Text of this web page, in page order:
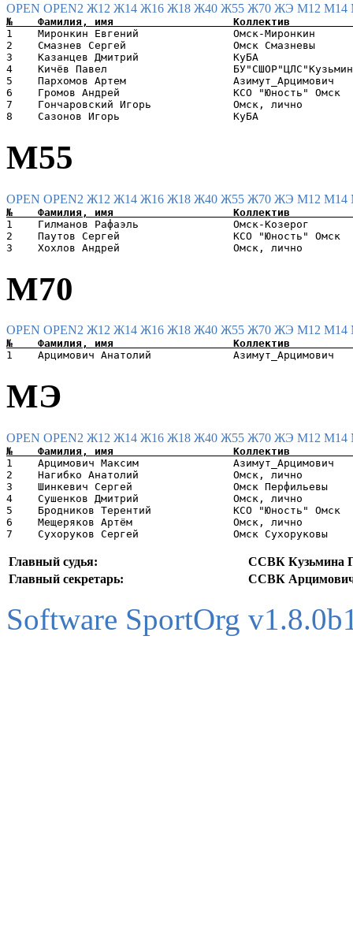
OPEN OPEN2 Ж12 Ж14 Ж16 Ж18 Ж40 Ж55 Ж70 ЖЭ М12 М14
1    Миронкин Евгений               Омск-
2    Смазнев Сергей                 Омск
3    Казанцев Дмитрий               КуБА
4    Кичёв Павел
5    Пархомов Артем
6    Громов Андрей                  КСО "Юность"
7    Гончаровский Игорь             Омск, лично
М55
OPEN OPEN2 Ж12 Ж14 Ж16 Ж18 Ж40 Ж55 Ж70 ЖЭ М12 М14
1    Гилманов Рафаэль               Омск-Козерог
2    Паутов Сергей                  КСО "Юность"
М70
OPEN OPEN2 Ж12 Ж14 Ж16 Ж18 Ж40 Ж55 Ж70 ЖЭ М12 М14
МЭ
OPEN OPEN2 Ж12 Ж14 Ж16 Ж18 Ж40 Ж55 Ж70 ЖЭ М12 М14
1    Арцимович Максим
2    Нагибко Анатолий               Омск, лично
3    Шинкевич Сергей                Омск
4    Сушенков Дмитрий               Омск, лично
5    Бродников Терентий             КСО "Юность"
6    Мещеряков Артём                Омск, лично
Главный судья:
ССВК Кузьмина
Главный секретарь:
ССВК
Software SportOrg